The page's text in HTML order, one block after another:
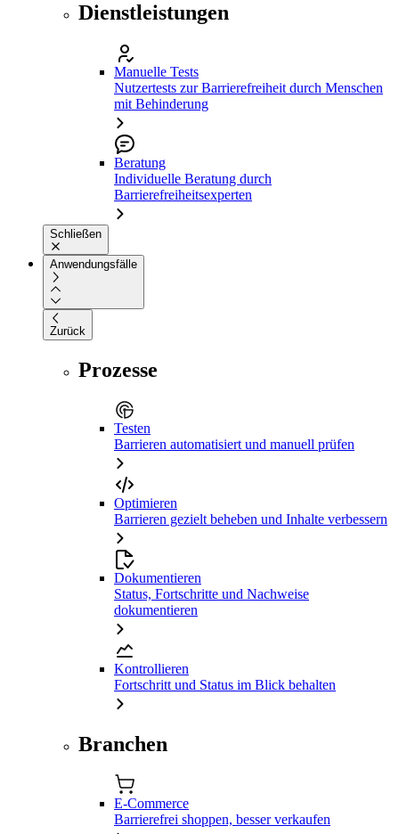
Dienstleistungen
Manuelle Tests
Nutzertests zur Barrierefreiheit durch Menschen
mit Behinderung
Beratung
Individuelle Beratung durch
Barrierefreiheitsexperten
Schließen
Anwendungsfälle
Zurück
Prozesse
Testen
Barrieren automatisiert und manuell prüfen
Optimieren
Barrieren gezielt beheben und Inhalte verbessern
Dokumentieren
Status, Fortschritte und Nachweise
dokumentieren
Kontrollieren
Fortschritt und Status im Blick behalten
Branchen
E-Commerce
Barrierefrei shoppen, besser verkaufen